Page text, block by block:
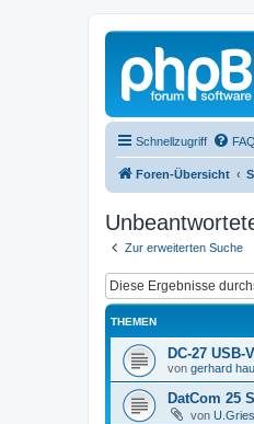
Schnellzugriff FAQ
Foren-Übersicht
Zur erweiterten Suche
THEMEN
DC-27 USB-
von gerhard
DatCom 25
von